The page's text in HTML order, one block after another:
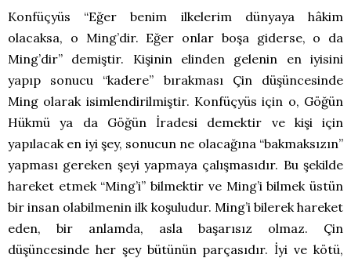
Konfüçyüs “Eğer benim ilkelerim dünyaya hâkim
olacaksa, o Ming’dir. Eğer onlar boşa giderse, o da
Ming’dir” demiştir. Kişinin elinden gelenin en iyisini
yapıp sonucu “kadere” bırakması Çin düşüncesinde
Ming olarak isimlendirilmiştir. Konfüçyüs için o, Göğün
Hükmü ya da Göğün İradesi demektir ve kişi için
yapılacak en iyi şey, sonucun ne olacağına “bakmaksızın”
yapması gereken şeyi yapmaya çalışmasıdır. Bu şekilde
hareket etmek “Ming’i” bilmektir ve Ming’i bilmek üstün
bir insan olabilmenin ilk koşuludur. Ming’i bilerek hareket
eden, bir anlamda, asla başarısız olmaz. Çin
düşüncesinde her şey bütünün parçasıdır. İyi ve kötü,